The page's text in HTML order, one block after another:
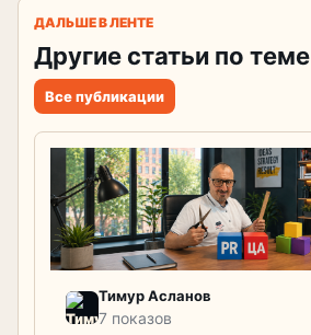
ДАЛЬШЕ В ЛЕНТЕ
Другие статьи по теме
Все публикации
Тимур Асланов
7 показов